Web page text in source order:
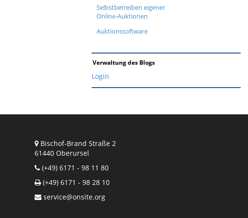
Selbstbetreiben eigener
Online-Auktionen
Auktionssoftware
Verwaltung des Blogs
Login
Bischof-Brand Straße 2
61440 Oberursel
(+49) 6171 - 98 11 80
(+49) 6171 - 98 28 10
service@onsite.org